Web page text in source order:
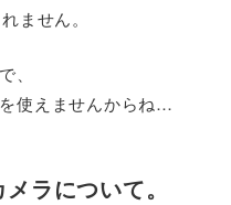
ません。
、
使えませんからね…
ラについて。